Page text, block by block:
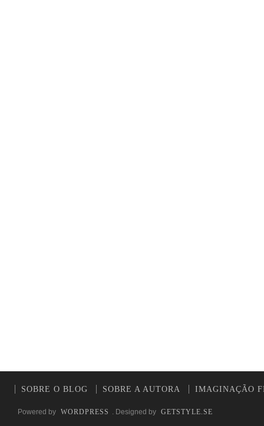
SOBRE O BLOG SOBRE A AUTORA IMAGINAÇÃO
Powered by WORDPRESS . Designed by GETSTYLE.SE